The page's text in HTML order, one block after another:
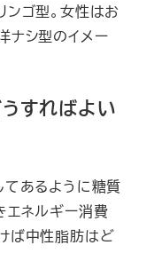
ゴ型。女性はお
ナシ型のイメー
すればよい
あるように糖質
エネルギー消費
ば中性脂肪はど